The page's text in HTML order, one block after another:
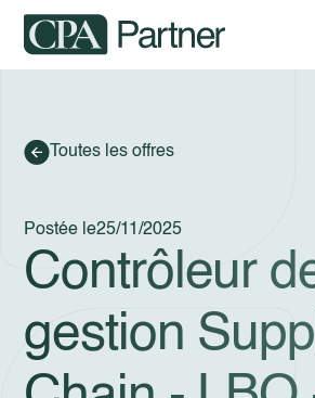
Toutes les offres
Postée le25/11/2025
Contrôleur
gestion